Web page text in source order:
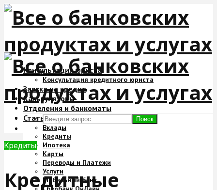
Консультация юриста
Консультация кредитного юриста
Заявка на кредит
Калькуляторы
Отделения и банкоматы
Статьи
Вклады
Кредиты
Ипотека
Карты
Переводы и Платежи
Услуги
Мобильный банк
Поиск
Кредиты
Кредитные